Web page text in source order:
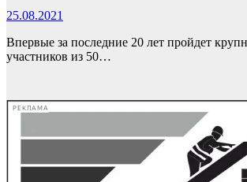
25.08.2021
Впервые за последние 20 лет пройдет
участников из 50…
РЕКЛАМА